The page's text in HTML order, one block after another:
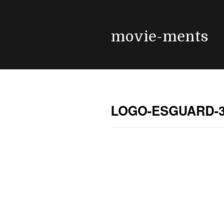
movie-ments
LOGO-ESGUARD-